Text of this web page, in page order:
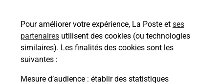
Pour améliorer votre expérience, La Poste et ses
partenaires utilisent des cookies (ou technologies
similaires). Les finalités des cookies sont les
suivantes :
Mesure d’audience : établir des statistiques
Questions fréquemment posées